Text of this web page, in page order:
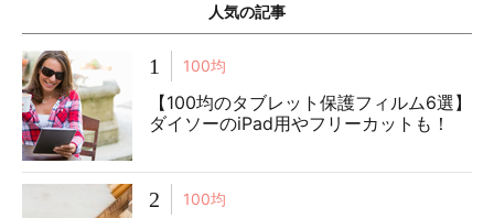
人気の記事
1 100均
【100均のタブレット保護フィルム6選】
ダイソーのiPad用やフリーカットも！
2 100均